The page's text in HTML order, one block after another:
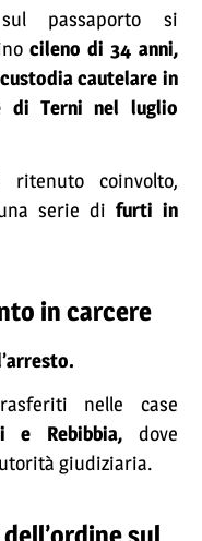
passaporto si
cileno di 34 anni,
cautelare in
di Terni nel luglio
ritenuto coinvolto,
serie di furti in
in carcere
nelle case
e Rebibbia, dove
giudiziaria.